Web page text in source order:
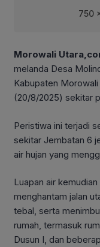
750
Morowali
melanda Desa
Kabupaten
(20/8/2025) sekitar
Peristiwa ini terjadi
sekitar Jembatan 6
air hujan yang
Luapan air
menghantam jalan
tebal, serta
rumah, termasuk
Dusun I, dan